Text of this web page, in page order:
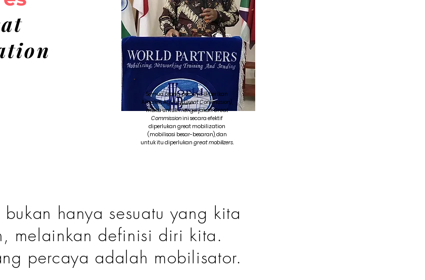
Semua orang percaya diberikan
Amakat Agung(Great Commission),
maka untuk mengerjakanGreat
Commissionini secara efektif
diperlukan great mobilization
(mobilisasi besar-besaran), dan
untuk itu diperlukan great mobilizers.
hanya sesuatu yang kita
melainkan definisi diri kita.
percaya adalah mobilisator.